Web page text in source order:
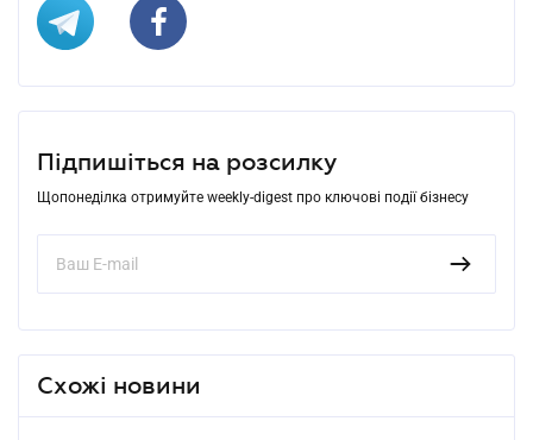
Підпишіться на розсилку
Щопонеділка отримуйте weekly-digest про ключові події бізнесу
Схожі новини